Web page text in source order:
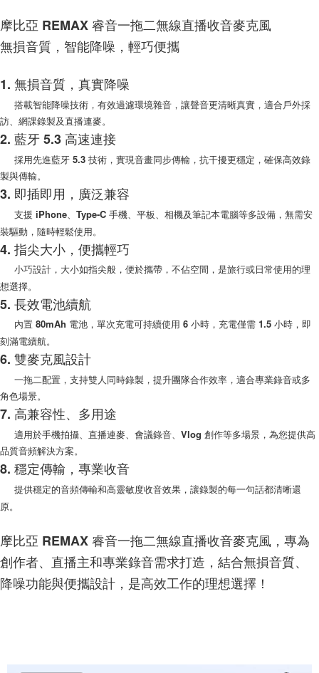
３．安心：先確認商品／服務後，再付款。
【「AFTEE先享後付」結帳流程】
結帳頁面，進行簡訊認證並確認金額後，即可完成結帳。
２．訂單成立數日內，您將收到繳費通知簡訊。
３．收到繳費通知簡訊後14天內，點擊此簡訊中的連結，可透過四大超商／
ATM／網路銀行／等多元方式進行付款，方視為交易完成。
※ 請注意：結帳手續完成當下不需立刻繳費，但若您需要取消訂單，請聯絡
購買商品的店家。未經商家同意取消之訂單仍視為有效，需透過AFTEE先享
後付繳納相關費用。
※ 交易是否成功請以「AFTEE先享後付 」之結帳頁面顯示為準，若有關於
是否繳費成功／繳費後需取消欲退款等相關疑問，請聯繫「AFTEE先享後付
客戶支援中心」
https://netprotections.freshdesk.com/support/home
【注意事項】
１．透過由恩沛科技股份有限公司提供之「AFTEE先享後付」服務完成之交
易，需依本服務之必要範圍內提供個人資料，並將交易相關給付款項請求債
權轉讓予恩沛科技股份有限公司。
２．關於個人資料處理事宜，請瀏覽以下網址：
https://aftee.tw/terms/#terms3
「AFTEE先享後付」，若未經同意申辦者引起之損失，本公司不負相關責
任。
時審查核予不同之上限額度；若仍有額度不足之情形，本公司將視審查結果
請求用戶進行身份認證。
恩沛科技股份有限公司將有權停止該用戶之使用額度並採取法律行動。
付款後全家取貨
每筆NT$60，滿NT$999(含以上)免運費
付款後7-11取貨
(黑貓)宅配
每筆NT$100，滿NT$999(含以上)免運費
(郵局)離島宅配
每筆NT$200，滿NT$1,500(含以上)免運費
摩比亞 REMAX 睿音一拖二無線直播收音麥克風
無損音質，智能降噪，輕巧便攜
1. 無損音質，真實降噪
搭載智能降噪技術，有效過濾環境雜音，讓聲音更清晰真實，適合戶外採
訪、網課錄製及直播連麥。
2. 藍牙 5.3 高速連接
採用先進藍牙 5.3 技術，實現音畫同步傳輸，抗干擾更穩定，確保高效錄
製與傳輸。
3. 即插即用，廣泛兼容
支援 iPhone、Type-C 手機、平板、相機及筆記本電腦等多設備，無需安
裝驅動，隨時輕鬆使用。
4. 指尖大小，便攜輕巧
小巧設計，大小如指尖般，便於攜帶，不佔空間，是旅行或日常使用的理
想選擇。
5. 長效電池續航
內置 80mAh 電池，單次充電可持續使用 6 小時，充電僅需 1.5 小時，即
刻滿電續航。
6. 雙麥克風設計
一拖二配置，支持雙人同時錄製，提升團隊合作效率，適合專業錄音或多
角色場景。
7. 高兼容性、多用途
適用於手機拍攝、直播連麥、會議錄音、Vlog 創作等多場景，為您提供高
品質音頻解決方案。
8. 穩定傳輸，專業收音
提供穩定的音頻傳輸和高靈敏度收音效果，讓錄製的每一句話都清晰還
原。
摩比亞 REMAX 睿音一拖二無線直播收音麥克風，專為
創作者、直播主和專業錄音需求打造，結合無損音質、
降噪功能與便攜設計，是高效工作的理想選擇！